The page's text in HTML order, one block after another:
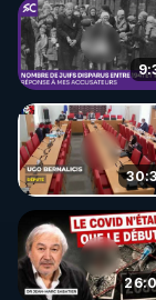
http://rgnr.li/
🌱 VIDÉOS
Toutes les
http://rgnr.li/
🌱 LES
http://rgnr.li/